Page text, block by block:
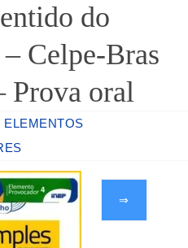
do
Celpe-Bras
Prova oral
ELEMENTOS
⇒